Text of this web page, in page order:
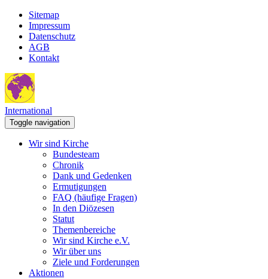
Sitemap
Impressum
Datenschutz
AGB
Kontakt
International
Toggle navigation
Wir sind Kirche
Bundesteam
Chronik
Dank und Gedenken
Ermutigungen
FAQ (häufige Fragen)
In den Diözesen
Statut
Themenbereiche
Wir sind Kirche e.V.
Wir über uns
Ziele und Forderungen
Aktionen